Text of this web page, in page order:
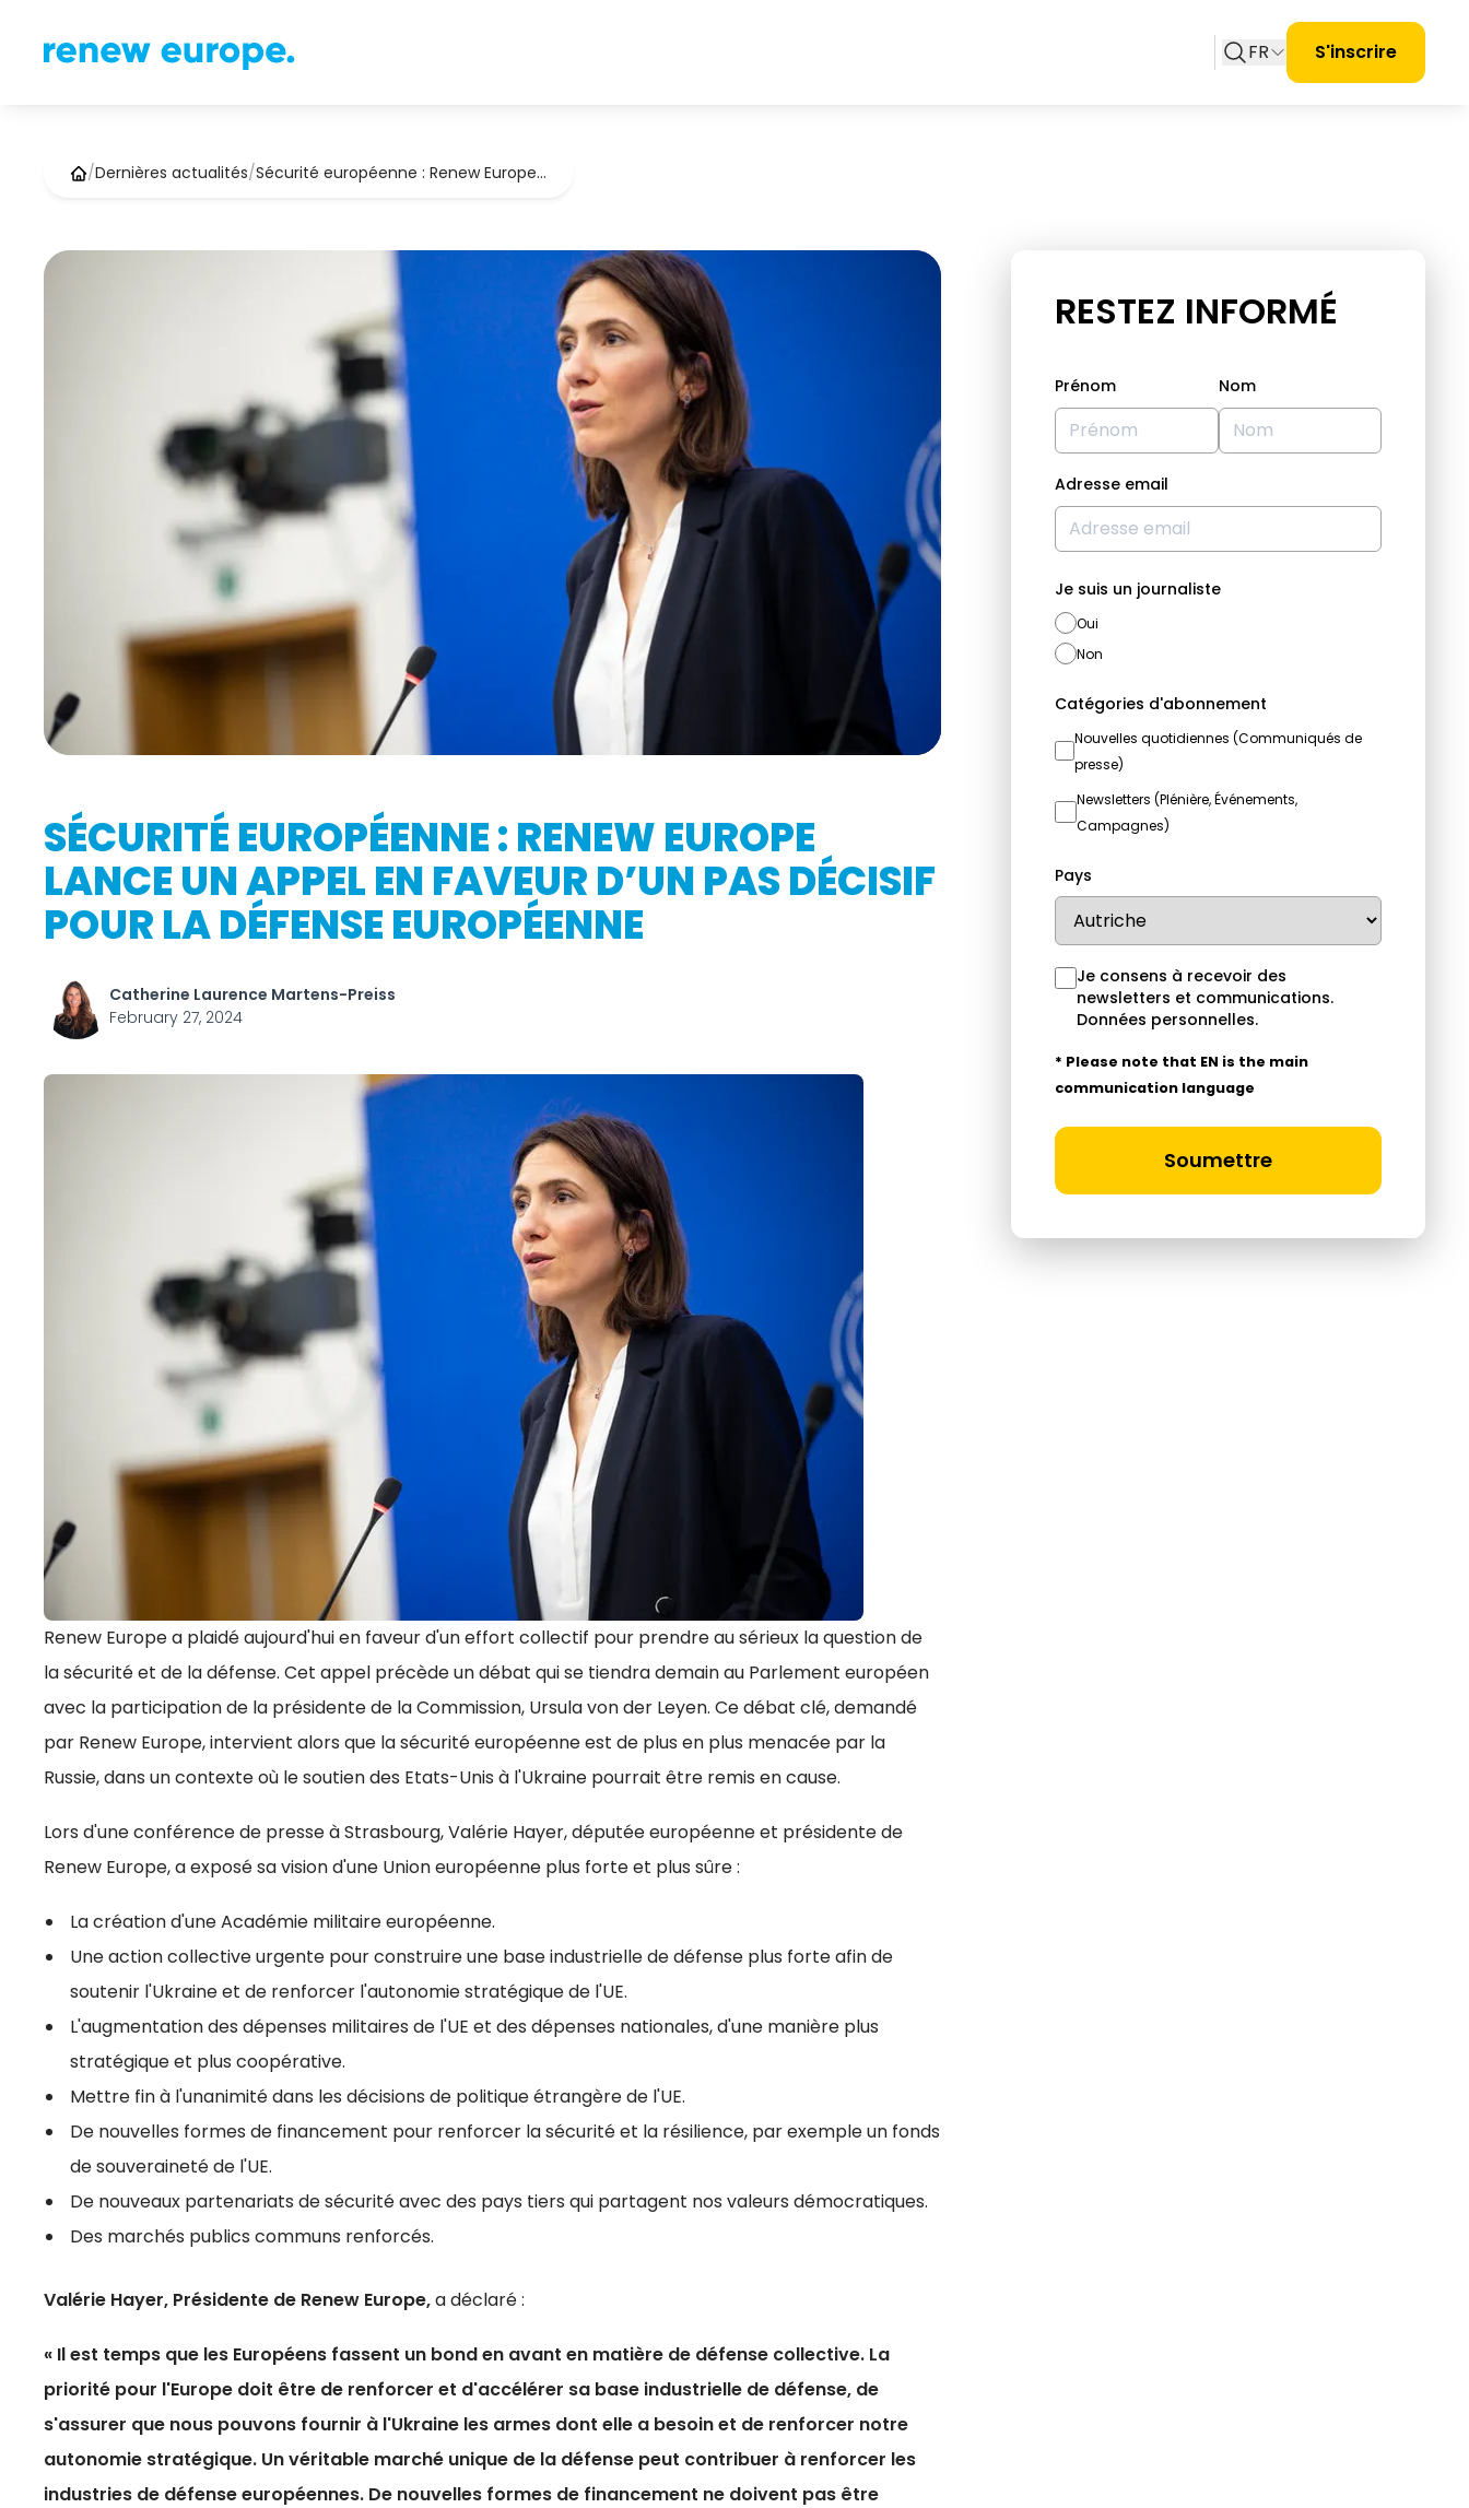
FR S'inscrire
/Dernières actualités/Sécurité européenne : Renew Europe…
SÉCURITÉ EUROPÉENNE : RENEW EUROPE
LANCE UN APPEL EN FAVEUR D’UN PAS DÉCISIF
POUR LA DÉFENSE EUROPÉENNE
Catherine Laurence Martens-Preiss
February 27, 2024
Renew Europe a plaidé aujourd'hui en faveur d'un effort collectif pour prendre au sérieux la question de
la sécurité et de la défense. Cet appel précède un débat qui se tiendra demain au Parlement européen
avec la participation de la présidente de la Commission, Ursula von der Leyen. Ce débat clé, demandé
par Renew Europe, intervient alors que la sécurité européenne est de plus en plus menacée par la
Russie, dans un contexte où le soutien des Etats-Unis à l'Ukraine pourrait être remis en cause.
Lors d'une conférence de presse à Strasbourg, Valérie Hayer, députée européenne et présidente de
Renew Europe, a exposé sa vision d'une Union européenne plus forte et plus sûre :
La création d'une Académie militaire européenne.
Une action collective urgente pour construire une base industrielle de défense plus forte afin de
soutenir l'Ukraine et de renforcer l'autonomie stratégique de l'UE.
L'augmentation des dépenses militaires de l'UE et des dépenses nationales, d'une manière plus
stratégique et plus coopérative.
Mettre fin à l'unanimité dans les décisions de politique étrangère de l'UE.
De nouvelles formes de financement pour renforcer la sécurité et la résilience, par exemple un fonds
de souveraineté de l'UE.
De nouveaux partenariats de sécurité avec des pays tiers qui partagent nos valeurs démocratiques.
Des marchés publics communs renforcés.
Valérie Hayer, Présidente de Renew Europe,a déclaré :
« Il est temps que les Européens fassent un bond en avant en matière de défense collective. La
priorité pour l'Europe doit être de renforcer et d'accélérer sa base industrielle de défense, de
s'assurer que nous pouvons fournir à l'Ukraine les armes dont elle a besoin et de renforcer notre
autonomie stratégique. Un véritable marché unique de la défense peut contribuer à renforcer les
industries de défense européennes. De nouvelles formes de financement ne doivent pas être
RESTEZ INFORMÉ
Prénom Nom
Adresse email
Je suis un journaliste
Oui
Non
Catégories d'abonnement
Nouvelles quotidiennes (Communiqués de
presse)
Newsletters (Plénière, Événements,
Campagnes)
Pays
Je consens à recevoir des
newsletters et communications.
Données personnelles.
* Please note that EN is the main
communication language
Soumettre